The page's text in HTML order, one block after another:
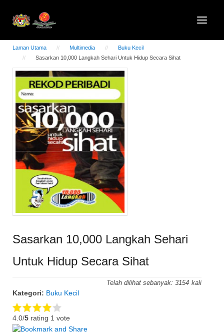
Laman Utama Multimedia
Buku Kecil
Sasarkan 10,000 Langkah Sehari Untuk Hidup Secara Sihat
Sasarkan 10,000 Langkah Sehari
Untuk Hidup Secara Sihat
Telah dilihat sebanyak: 3154
Kategori: Buku Kecil
4.0/5 rating 1 vote